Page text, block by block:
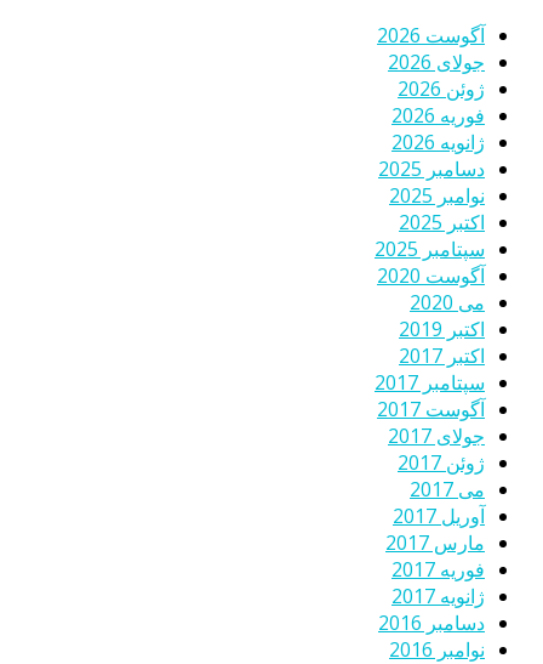
آگوست 2026
جولای 2026
ژوئن 2026
فوریه 2026
ژانویه 2026
دسامبر 2025
نوامبر 2025
اکتبر 2025
سپتامبر 2025
آگوست 2020
می 2020
اکتبر 2019
اکتبر 2017
سپتامبر 2017
آگوست 2017
جولای 2017
ژوئن 2017
می 2017
آوریل 2017
مارس 2017
فوریه 2017
ژانویه 2017
دسامبر 2016
نوامبر 2016